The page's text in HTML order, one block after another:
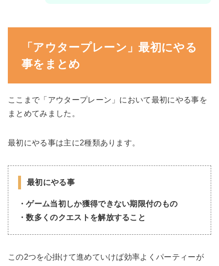
「アウタープレーン」最初にやる
事をまとめ
ここまで「アウタープレーン」において最初にやる事を
まとめてみました。
最初にやる事は主に2種類あります。
最初にやる事
・ゲーム当初しか獲得できない期限付のもの
・数多くのクエストを解放すること
この2つを心掛けて進めていけば効率よくパーティーが